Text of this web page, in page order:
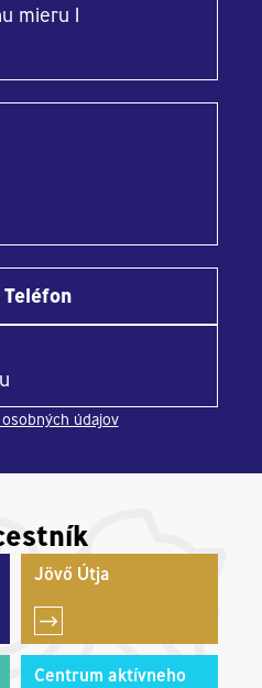
mieru 1
Teléfon
údajov
Jövő Útja
Centrum aktívneho